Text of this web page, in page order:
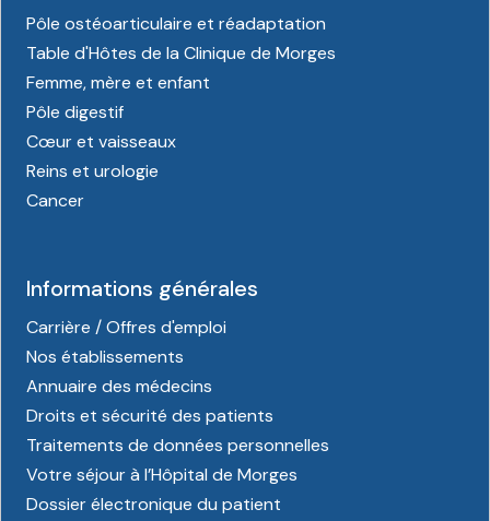
Pôle ostéoarticulaire et réadaptation
Table d'Hôtes de la Clinique de Morges
Femme, mère et enfant
Pôle digestif
Cœur et vaisseaux
Reins et urologie
Cancer
Informations générales
Carrière / Offres d'emploi
Nos établissements
Annuaire des médecins
Droits et sécurité des patients
Traitements de données personnelles
Votre séjour à l’Hôpital de Morges
Dossier électronique du patient